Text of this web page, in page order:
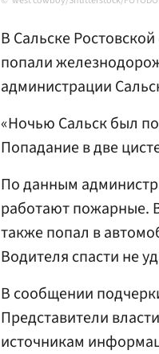
В Сальске
попали
администрации
«Ночью Сальск был
Попадание в две
По данным
работают пожарные.
также попал в
Водителя спасти не
В сообщении
Представители
источникам